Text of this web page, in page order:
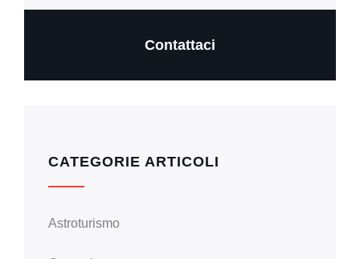
Contattaci
CATEGORIE ARTICOLI
Astroturismo